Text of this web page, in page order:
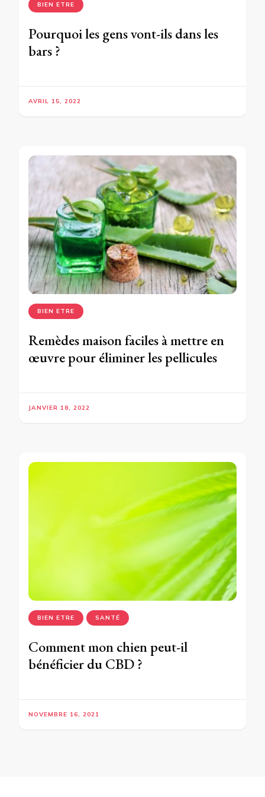
BIEN ETRE
Pourquoi les gens vont-ils dans les
bars ?
AVRIL 15, 2022
BIEN ETRE
Remèdes maison faciles à mettre en
œuvre pour éliminer les pellicules
JANVIER 18, 2022
BIEN ETRE SANTÉ
Comment mon chien peut-il
bénéficier du CBD ?
NOVEMBRE 16, 2021